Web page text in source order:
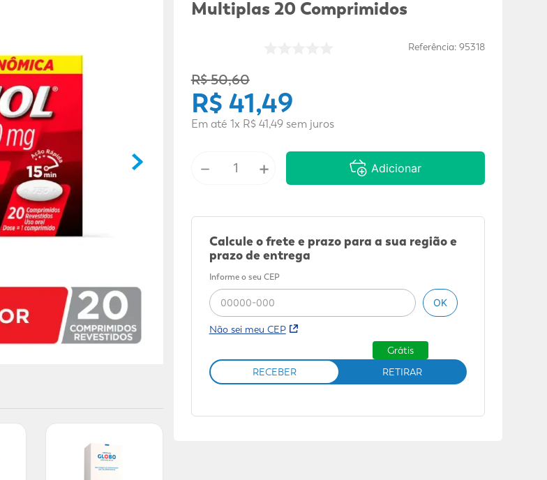
Multiplas 20 Comprimidos
Referência:95318
R$50,60
R$ 41,49
Em até 1x R$ 41,49sem juros
－ + Adicionar
Calcule o frete e prazo para a sua região e
prazo de entrega
Informe o seu CEP
OK
Não sei meu CEP
RECEBER RETIRAR
Grátis